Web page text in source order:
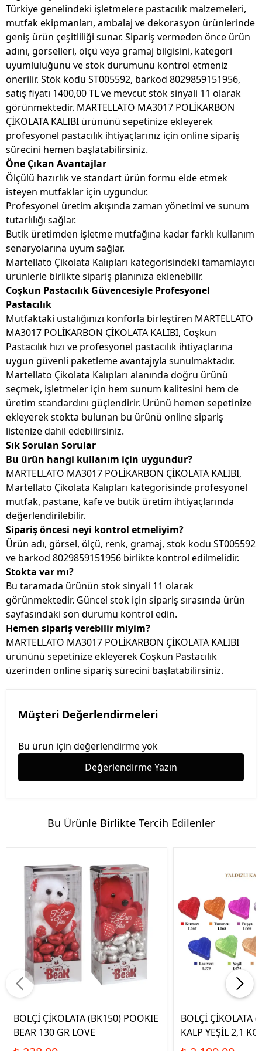
Türkiye genelindeki işletmelere pastacılık malzemeleri,
mutfak ekipmanları, ambalaj ve dekorasyon ürünlerinde
geniş ürün çeşitliliği sunar. Sipariş vermeden önce ürün
adını, görselleri, ölçü veya gramaj bilgisini, kategori
uyumluluğunu ve stok durumunu kontrol etmeniz
önerilir. Stok kodu ST005592, barkod 8029859151956,
satış fiyatı 1400,00 TL ve mevcut stok sinyali 11 olarak
görünmektedir. MARTELLATO MA3017 POLİKARBON
ÇİKOLATA KALIBI ürününü sepetinize ekleyerek
profesyonel pastacılık ihtiyaçlarınız için online sipariş
sürecini hemen başlatabilirsiniz.
Öne Çıkan Avantajlar
Ölçülü hazırlık ve standart ürün formu elde etmek
isteyen mutfaklar için uygundur.
Profesyonel üretim akışında zaman yönetimi ve sunum
tutarlılığı sağlar.
Butik üretimden işletme mutfağına kadar farklı kullanım
senaryolarına uyum sağlar.
Martellato Çikolata Kalıpları kategorisindeki tamamlayıcı
ürünlerle birlikte sipariş planınıza eklenebilir.
Coşkun Pastacılık Güvencesiyle Profesyonel
Pastacılık
Mutfaktaki ustalığınızı konforla birleştiren MARTELLATO
MA3017 POLİKARBON ÇİKOLATA KALIBI, Coşkun
Pastacılık hızı ve profesyonel pastacılık ihtiyaçlarına
uygun güvenli paketleme avantajıyla sunulmaktadır.
Martellato Çikolata Kalıpları alanında doğru ürünü
seçmek, işletmeler için hem sunum kalitesini hem de
üretim standardını güçlendirir. Ürünü hemen sepetinize
ekleyerek stokta bulunan bu ürünü online sipariş
listenize dahil edebilirsiniz.
Sık Sorulan Sorular
Bu ürün hangi kullanım için uygundur?
MARTELLATO MA3017 POLİKARBON ÇİKOLATA KALIBI,
Martellato Çikolata Kalıpları kategorisinde profesyonel
mutfak, pastane, kafe ve butik üretim ihtiyaçlarında
değerlendirilebilir.
Sipariş öncesi neyi kontrol etmeliyim?
Ürün adı, görsel, ölçü, renk, gramaj, stok kodu ST005592
ve barkod 8029859151956 birlikte kontrol edilmelidir.
Stokta var mı?
Bu taramada ürünün stok sinyali 11 olarak
görünmektedir. Güncel stok için sipariş sırasında ürün
sayfasındaki son durumu kontrol edin.
Hemen sipariş verebilir miyim?
MARTELLATO MA3017 POLİKARBON ÇİKOLATA KALIBI
ürününü sepetinize ekleyerek Coşkun Pastacılık
üzerinden online sipariş sürecini başlatabilirsiniz.
Müşteri Değerlendirmeleri
Bu ürün için değerlendirme yok
Değerlendirme Yazın
Bu Ürünle Birlikte Tercih Edilenler
BOLÇİ ÇİKOLATA (BK150) POOKIE
BEAR 130 GR LOVE
BOLÇİ ÇİKOLATA
KALP YEŞİL 2,1 KG